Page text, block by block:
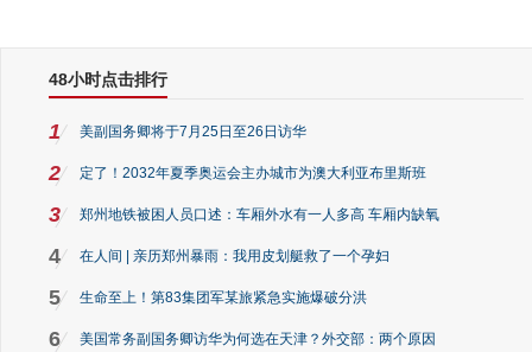
48小时点击排行
1 美副国务卿将于7月25日至26日访华
2 定了！2032年夏季奥运会主办城市为澳大利亚布里斯班
3 郑州地铁被困人员口述：车厢外水有一人多高 车厢内缺氧
4 在人间 | 亲历郑州暴雨：我用皮划艇救了一个孕妇
5 生命至上！第83集团军某旅紧急实施爆破分洪
6 美国常务副国务卿访华为何选在天津？外交部：两个原因